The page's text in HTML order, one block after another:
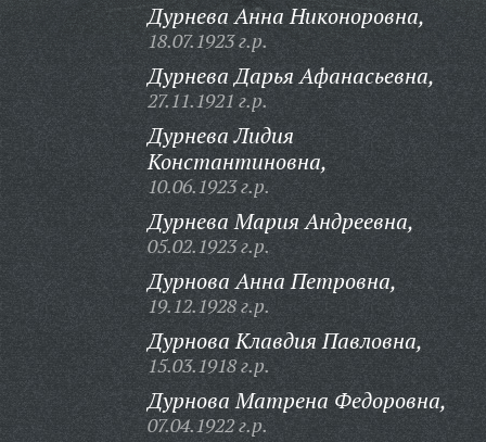
Дурнева Анна Никоноровна,
18.07.1923 г.р.
Дурнева Дарья Афанасьевна,
27.11.1921 г.р.
Дурнева Лидия
Константиновна,
10.06.1923 г.р.
Дурнева Мария Андреевна,
05.02.1923 г.р.
Дурнова Анна Петровна,
19.12.1928 г.р.
Дурнова Клавдия Павловна,
15.03.1918 г.р.
Дурнова Матрена Федоровна,
07.04.1922 г.р.